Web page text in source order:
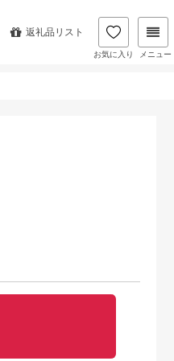
返礼品リスト
お気に入り メニュー